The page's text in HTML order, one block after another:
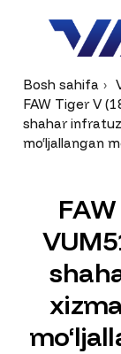
Bosh sahifa
FAW Tiger V
shahar
mo‘ljallangan
FAW
VUM5
shah
xizm
mo‘ljall